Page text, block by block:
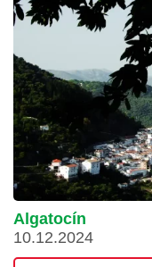
Algatocín
10.12.2024